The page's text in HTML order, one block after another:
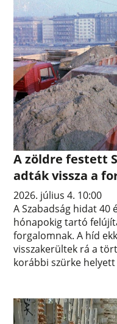
A zöldre festett
adták vissza a
2026. július 4. 10:00
A Szabadság hidat 40
hónapokig tartó
forgalomnak. A híd
visszakerültek rá a
korábbi szürke